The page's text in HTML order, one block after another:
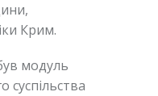
Крим.
модуль
суспільства